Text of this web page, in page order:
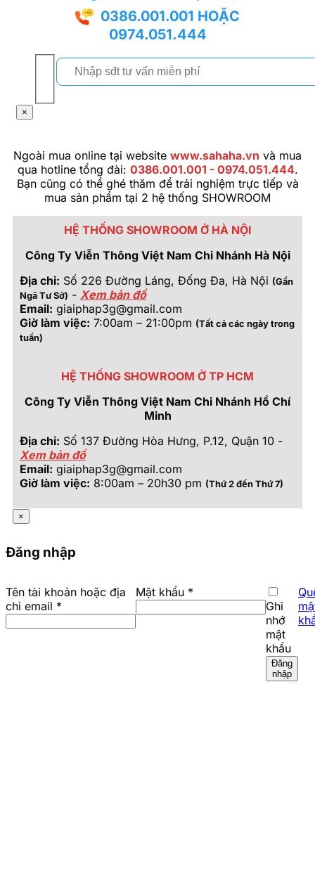
0386.001.001 HOẶC
0974.051.444
×
Ngoài mua online tại website www.sahaha.vn và mua
qua hotline tổng đài: 0386.001.001 - 0974.051.444.
Bạn cũng có thể ghé thăm để trải nghiệm trực tiếp và
mua sản phẩm tại 2 hệ thống SHOWROOM
HỆ THỐNG SHOWROOM Ở HÀ NỘI
Công Ty Viễn Thông Việt Nam Chi Nhánh Hà Nội
Địa chỉ: Số 226 Đường Láng, Đống Đa, Hà Nội (Gần
Ngã Tư Sở) - Xem bản đồ
Email: giaiphap3g@gmail.com
Giờ làm việc: 7:00am – 21:00pm (Tất cả các ngày trong
tuần)
HỆ THỐNG SHOWROOM Ở TP HCM
Công Ty Viễn Thông Việt Nam Chi Nhánh Hồ Chí
Minh
Địa chỉ: Số 137 Đường Hòa Hưng, P.12, Quận 10 -
Xem bản đồ
Email: giaiphap3g@gmail.com
Giờ làm việc: 8:00am – 20h30 pm (Thứ 2 đến Thứ 7)
×
Đăng nhập
Tên tài khoản hoặc địa
chỉ email *
buộc
Mật khẩu *
buộc
Ghi
nhớ
mật
khẩu
Đăng
nhập